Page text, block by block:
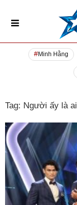
Minh Hằng
Tag: Người ấy là ai